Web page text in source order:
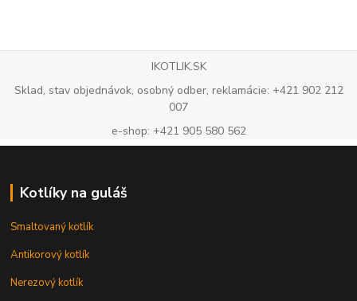
IKOTLIK.SK
Sklad, stav objednávok, osobný odber, reklamácie: +421 902 212
007
e-shop: +421 905 580 562
Kotlíky na guláš
Smaltovaný kotlík
Antikorový kotlík
Nerezový kotlík